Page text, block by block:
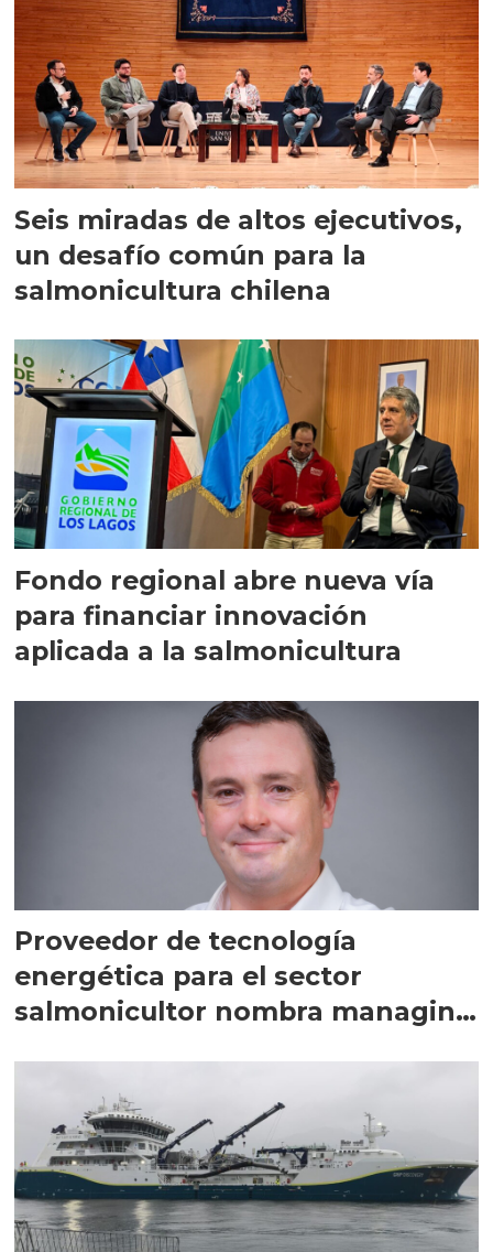
Seis miradas de altos ejecutivos,
un desafío común para la
salmonicultura chilena
Fondo regional abre nueva vía
para financiar innovación
aplicada a la salmonicultura
Proveedor de tecnología
energética para el sector
salmonicultor nombra managing